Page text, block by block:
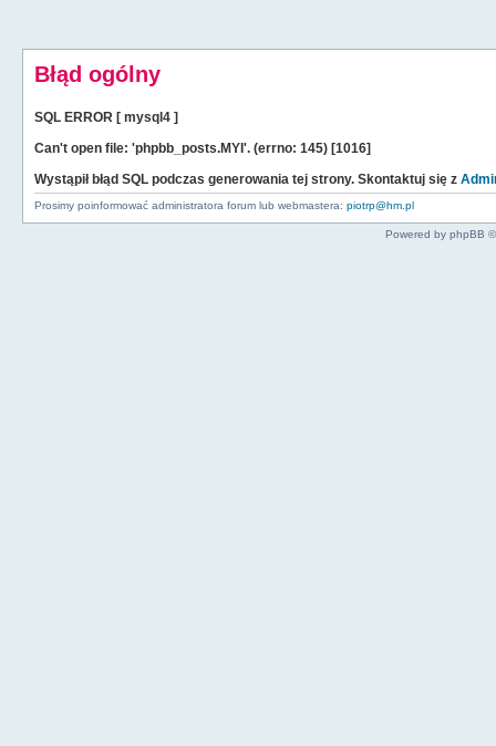
Błąd ogólny
SQL ERROR [ mysql4 ]
Can't open file: 'phpbb_posts.MYI'. (errno: 145) [1016]
Wystąpił błąd SQL podczas generowania tej strony. Skontaktuj się z
Prosimy poinformować administratora forum lub webmastera: piotrp@hm.pl
Powered by phpBB